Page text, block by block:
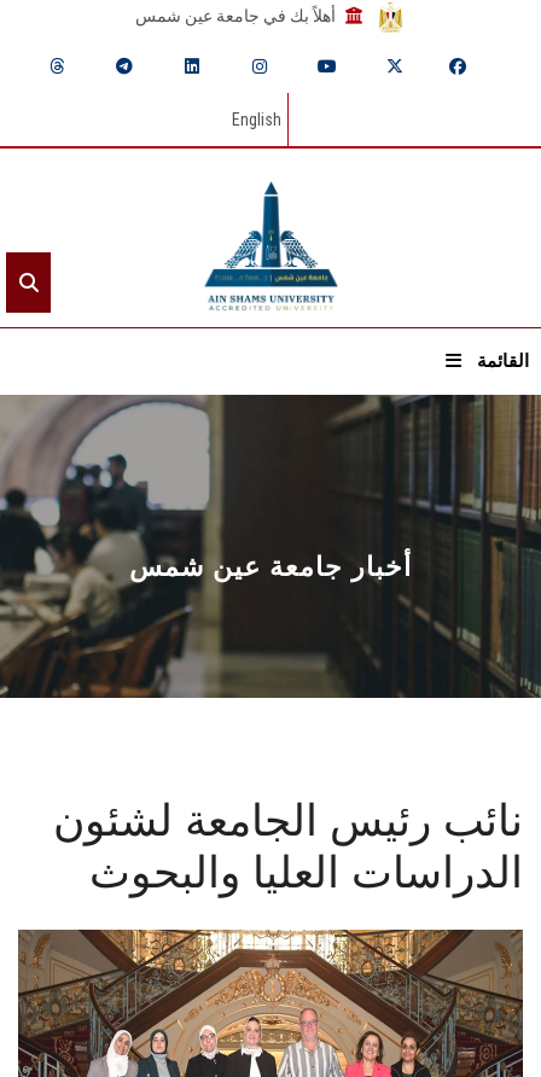
أهلاً بك في جامعة عين شمس
English
القائمة
الرئيسيـة
عن الجامعة
القطاعـات
الشئون الأكاديمية
البحث العلمي
المراكز والوحدات
الأنظمة الذكية
الإعلام
تواصل معنا
أخبار جامعة عين شمس
نائب رئيس الجامعة لشئون
الدراسات العليا والبحوث